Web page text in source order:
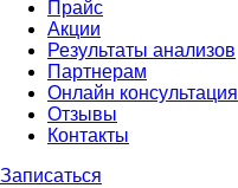
Прайс
Акции
Результаты анализов
Партнерам
Онлайн консультация
Отзывы
Контакты
Записаться